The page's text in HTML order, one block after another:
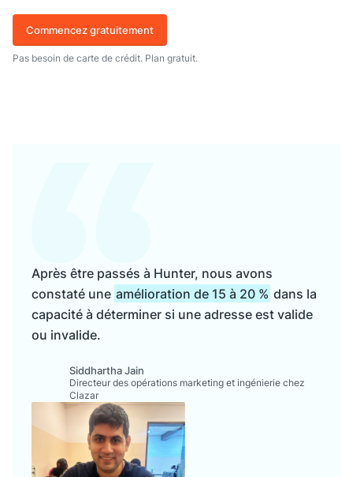
Commencez gratuitement
Pas besoin de carte de crédit. Plan gratuit.
Après être passés à Hunter, nous avons
constaté une amélioration de 15 à 20 % dans la
capacité à déterminer si une adresse est valide
ou invalide.
Siddhartha Jain
Directeur des opérations marketing et ingénierie chez
Clazar